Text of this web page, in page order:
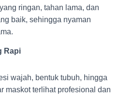
ringan, tahan lama, dan
baik, sehingga nyaman
Rapi
wajah, bentuk tubuh, hingga
maskot terlihat profesional dan